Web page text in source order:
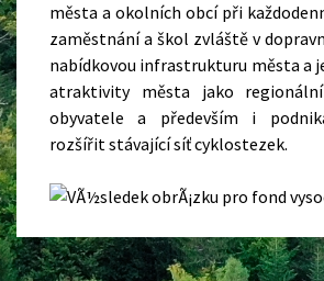
města a okolních obcí při
zaměstnání a škol zvláště v
nabídkovou infrastrukturu města a
atraktivity města jako
obyvatele a především i
rozšířit stávající síť cyklostezek.